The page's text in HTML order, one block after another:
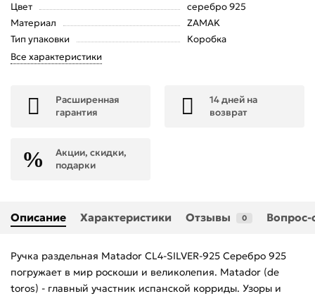
Цвет
серебро 925
Материал
ZAMAK
Тип упаковки
Коробка
Все характеристики
Расширенная
гарантия
14 дней на
возврат
Акции, скидки,
подарки
Описание Характеристики Отзывы 0 Вопрос-
Ручка раздельная Matador CL4-SILVER-925 Серебро 925
погружает в мир роскоши и великолепия. Matador (de
toros) - главный участник испанской корриды. Узоры и